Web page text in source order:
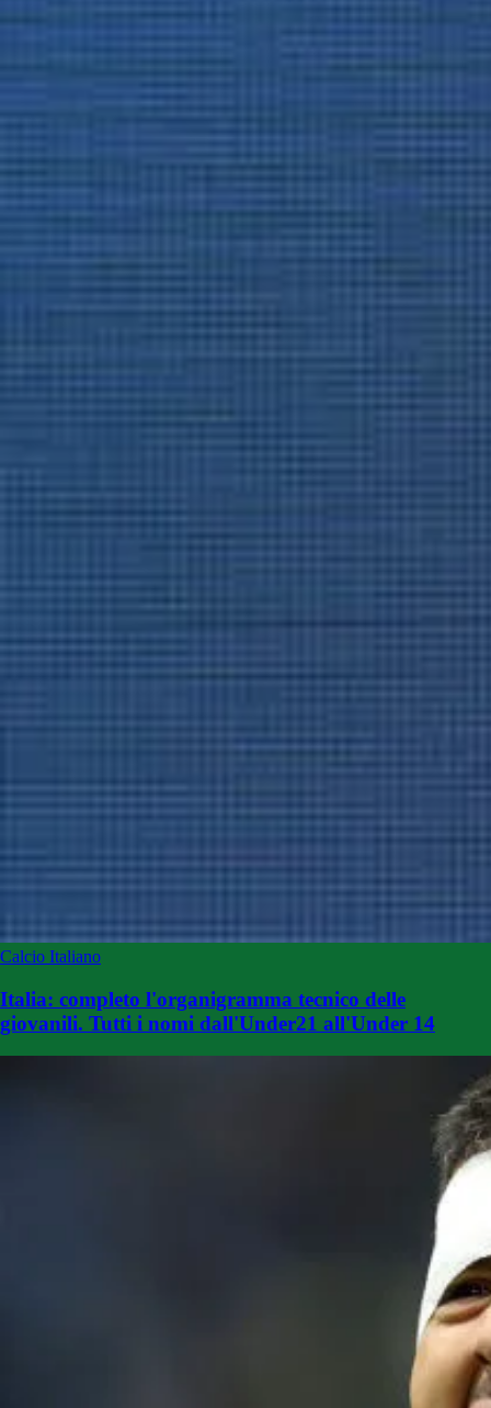
Calcio Italiano
Italia: completo l'organigramma tecnico delle
giovanili. Tutti i nomi dall'Under21 all'Under 14